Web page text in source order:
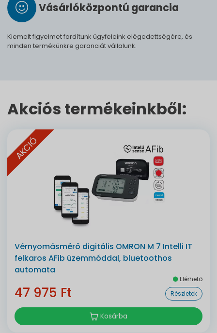
Vásárló­köz­pontú ga­ran­cia
Kiemelt figyelmet fordítunk ügyfeleink elégedettségére, és
minden termékünkre garanciát vállalunk.
Akciós termékeinkből:
AKCIÓ
Vérnyomásmérő digitális OMRON M 7 Intelli IT
felkaros AFib üzemmóddal, bluetoothos
automata
Elérhető
47 975 Ft Részletek
Kosárba